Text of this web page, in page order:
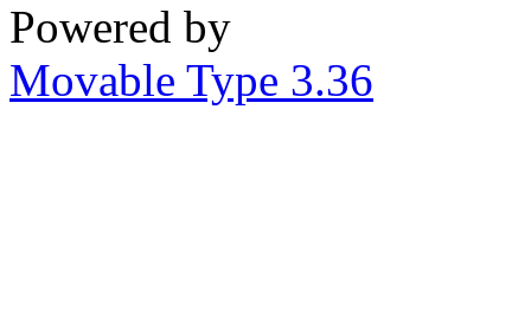
Powered by
Movable Type 3.36